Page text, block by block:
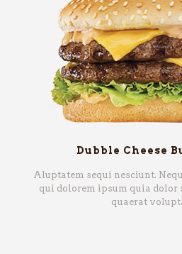
Dubble Cheese
Aluptatem sequi nesciunt.
qui dolorem ipsum quia dolor
quaerat